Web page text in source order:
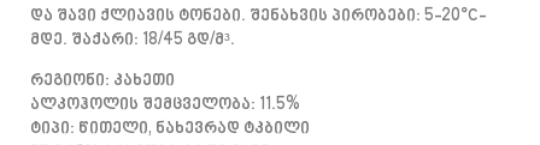
Და Შავი Ქლიავის Ტონები. Შენახვის Პირობები: 5-20°C-
Მდე. Შაქარი: 18/45 Გდ/მ³.
Რეგიონი: Კახეთი
Ალკოჰოლის Შემცველობა: 11.5%
Ტიპი: Წითელი, Ნახევრად Ტკბილი